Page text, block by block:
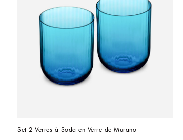
Set 2 Verres à Soda en Verre de Murano